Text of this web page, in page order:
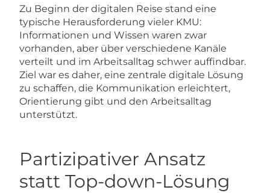
Zu Beginn der digitalen Reise stand eine
typische Herausforderung vieler KMU:
Informationen und Wissen waren zwar
vorhanden, aber über verschiedene Kanäle
verteilt und im Arbeitsalltag schwer auffindbar.
Ziel war es daher, eine zentrale digitale Lösung
zu schaffen, die Kommunikation erleichtert,
Orientierung gibt und den Arbeitsalltag
unterstützt.
Partizipativer Ansatz
statt Top-down-Lösung